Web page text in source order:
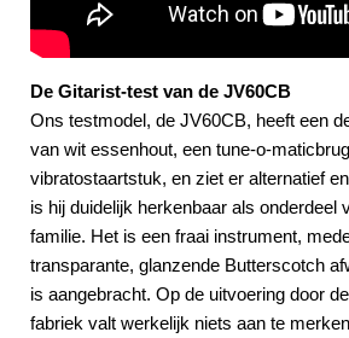
De Gitarist-test van de JV60CB
Ons testmodel, de JV60CB, heeft een
van wit essenhout, een tune-o-
vibratostaartstuk, en ziet er alternatief
is hij duidelijk herkenbaar als onderdeel
familie. Het is een fraai instrument,
transparante, glanzende Butterscotch
is aangebracht. Op de uitvoering door
fabriek valt werkelijk niets aan te